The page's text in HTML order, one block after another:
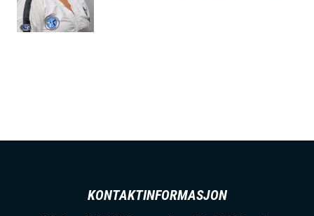
KONTAKTINFORMASJON